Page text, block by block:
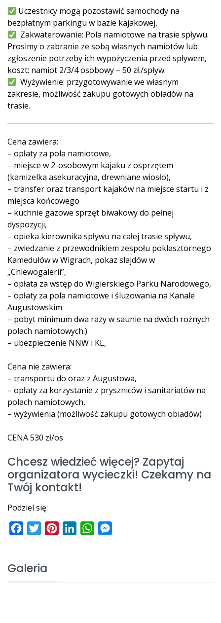
Uczestnicy mogą pozostawić samochody na
bezpłatnym parkingu w bazie kajakowej,
Zakwaterowanie: Pola namiotowe na trasie spływu.
Prosimy o zabranie ze sobą własnych namiotów lub
zgłoszenie potrzeby ich wypożyczenia przed spływem,
koszt: namiot 2/3/4 osobowy – 50 zł./spływ.
Wyżywienie: przygotowywanie we własnym
zakresie, możliwość zakupu gotowych obiadów na
trasie.
Cena zawiera:
– opłaty za pola namiotowe,
– miejsce w 2-osobowym kajaku z osprzętem
(kamizelka asekuracyjna, drewniane wiosło),
– transfer oraz transport kajaków na miejsce startu i z
miejsca końcowego
– kuchnie gazowe sprzęt biwakowy do pełnej
dyspozycji,
– opieka kierownika spływu na całej trasie spływu,
– zwiedzanie z przewodnikiem zespołu poklasztornego
Kamedułów w Wigrach, pokaz slajdów w
„Chlewogalerii”,
– opłata za wstęp do Wigierskiego Parku Narodowego,
– opłaty za pola namiotowe i śluzowania na Kanale
Augustowskim
– pobyt minimum dwa razy w saunie na dwóch rożnych
polach namiotowych:)
– ubezpieczenie NNW i KL,
Cena nie zawiera:
– transportu do oraz z Augustowa,
– opłaty za korzystanie z pryszniców i sanitariatów na
polach namiotowych,
– wyżywienia (możliwość zakupu gotowych obiadów)
CENA 530 zł/os
Chcesz wiedzieć więcej? Zapytaj
organizatora wycieczki! Czekamy na
Twój kontakt!
Podziel się:
FacebookTwitterPinterestLinkedInWhatsApp
Galeria